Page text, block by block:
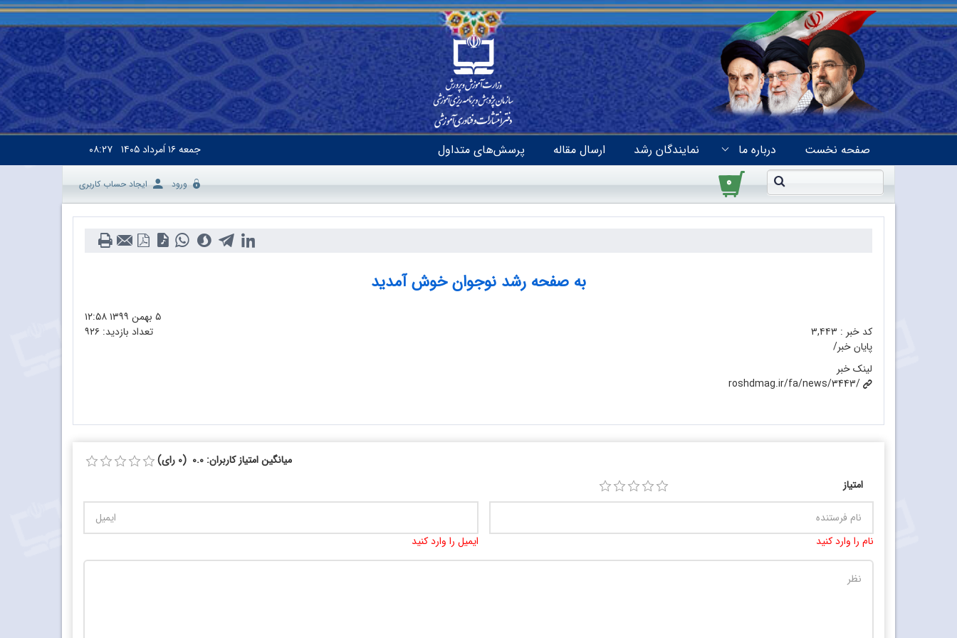
صفحه نخست درباره ما نمایندگان رشد ارسال مقاله پرسش‌های متداول جمعه۱۶ اَمرداد ۱۴۰۵ ۰۸:۲۷
۰ ورود ایجاد حساب کاربری
به صفحه رشد نوجوان خوش آمدید
۵ بهمن ۱۳۹۹
۱۲:۵۸
تعداد بازدید: ۹۲۶ کد خبر : ۳,۴۴۳
پایان خبر/
لینک خبر
roshdmag.ir/fa/news/3443/
میانگین امتیاز کاربران: 0.0 (0 رای)
امتیاز
نام را وارد کنید ایمیل را وارد کنید